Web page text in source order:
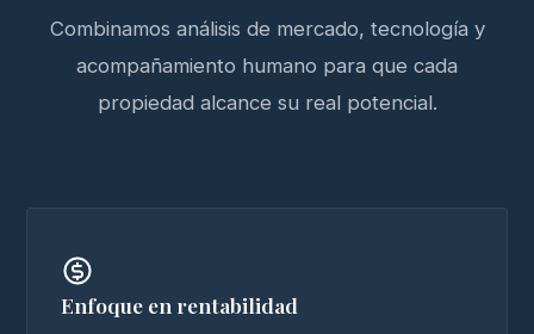
Combinamos análisis de mercado, tecnología y
acompañamiento humano para que cada
propiedad alcance su real potencial.
Enfoque en rentabilidad